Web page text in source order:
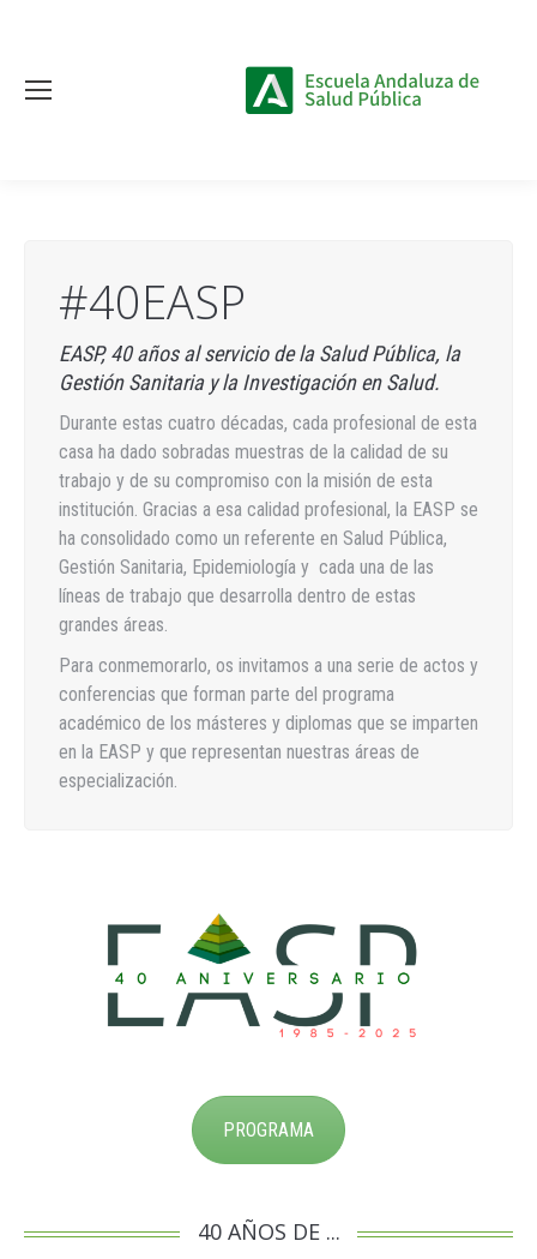
#40EASP
EASP, 40 años al servicio de la Salud Pública, la
Gestión Sanitaria y la Investigación en Salud.
Durante estas cuatro décadas, cada profesional de esta
casa ha dado sobradas muestras de la calidad de su
trabajo y de su compromiso con la misión de esta
institución. Gracias a esa calidad profesional, la EASP se
ha consolidado como un referente en Salud Pública,
Gestión Sanitaria, Epidemiología y cada una de las
líneas de trabajo que desarrolla dentro de estas
grandes áreas.
Para conmemorarlo, os invitamos a una serie de actos y
conferencias que forman parte del programa
académico de los másteres y diplomas que se imparten
en la EASP y que representan nuestras áreas de
especialización.
PROGRAMA
40 AÑOS DE ...